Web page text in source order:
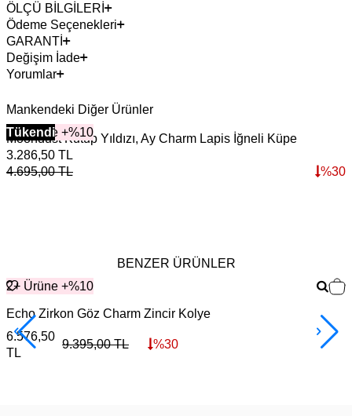
ÖLÇÜ BİLGİLERİ
Ödeme Seçenekleri
GARANTİ
Değişim İade
Yorumlar
Mankendeki Diğer Ürünler
2+ Ürüne +%10
Tükendi
Moondust Kutup Yıldızı, Ay Charm Lapis İğneli Küpe
3.286,50 TL
4.695,00TL %30
BENZER ÜRÜNLER
2+ Ürüne +%10
Echo Zirkon Göz Charm Zincir Kolye
6.576,50
TL
9.395,00TL %30